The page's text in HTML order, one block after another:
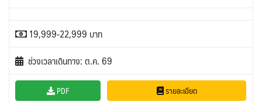
19,999-22,999 บาท
ช่วงเวลาเดินทาง: ต.ค. 69
PDF รายละเอียด